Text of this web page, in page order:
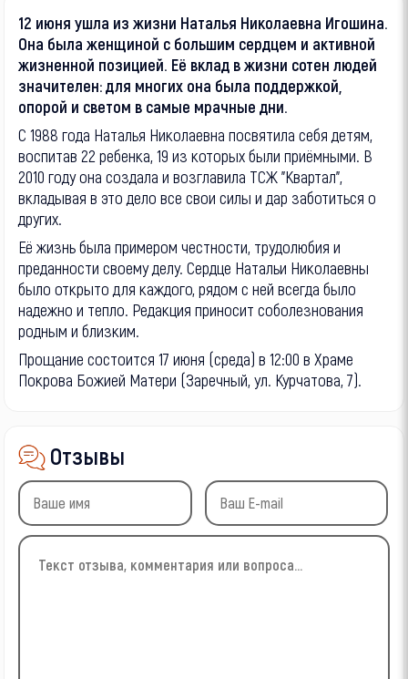
12 июня ушла из жизни Наталья Николаевна Игошина.
Она была женщиной с большим сердцем и активной
жизненной позицией. Её вклад в жизни сотен людей
значителен: для многих она была поддержкой,
опорой и светом в самые мрачные дни.
С 1988 года Наталья Николаевна посвятила себя детям,
воспитав 22 ребенка, 19 из которых были приёмными. В
2010 году она создала и возглавила ТСЖ "Квартал",
вкладывая в это дело все свои силы и дар заботиться о
других.
Её жизнь была примером честности, трудолюбия и
преданности своему делу. Сердце Натальи Николаевны
было открыто для каждого, рядом с ней всегда было
надежно и тепло. Редакция приносит соболезнования
родным и близким.
Прощание состоится 17 июня (среда) в 12:00 в Храме
Покрова Божией Матери (Заречный, ул. Курчатова, 7).
Отзывы